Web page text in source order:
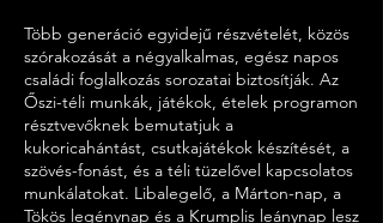
Több generáció egyidejű részvételét, közös
szórakozását a négyalkalmas, egész napos
családi foglalkozás sorozatai biztosítják. Az
Őszi-téli munkák, játékok, ételek programon
résztvevőknek bemutatjuk a
kukoricahántást, csutkajátékok készítését, a
szövés-fonást, és a téli tüzelővel kapcsolatos
munkálatokat. Libalegelő, a Márton-nap, a
Tökös legénynap és a Krumplis leánynap lesz